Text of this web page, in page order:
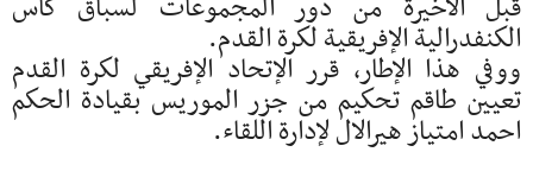
الكنفدرالية الإفريقية لكرة القدم.
ووفي هذا الإطار، قرر الإتحاد الإفريقي لكرة القدم
تعيين طاقم تحكيم من جزر الموريس بقيادة الحكم
احمد امتياز هيرالال لإدارة اللقاء.